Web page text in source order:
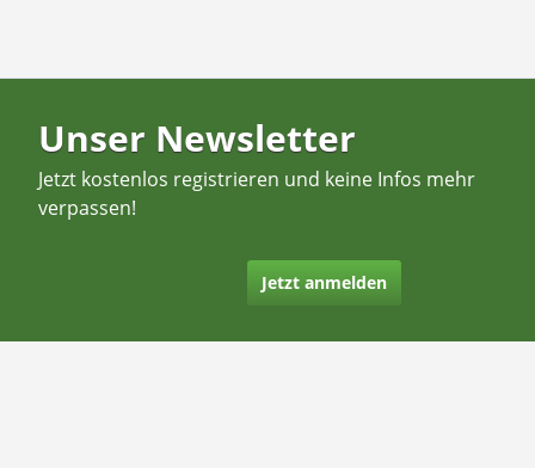
Unser Newsletter
Jetzt kostenlos registrieren und keine Infos mehr
verpassen!
Jetzt anmelden